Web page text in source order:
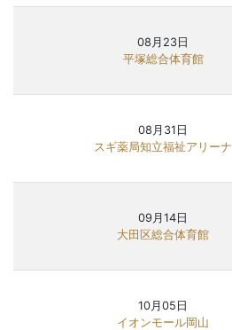
08月23日
平塚総合体育館
08月31日
スギ薬局知立福祉アリーナ
09月14日
大田区総合体育館
10月05日
イオンモール岡山